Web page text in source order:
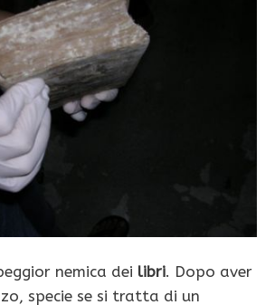
nemica dei libri. Dopo aver
specie se si tratta di un